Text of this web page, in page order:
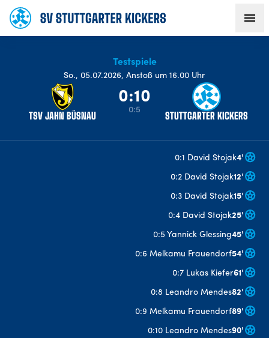
AKTUELLES
VEREIN
Testspiele
So., 05.07.2026, Anstoß um 16.00 Uhr
TSV JAHN BÜSNAU
0:10
0:5 STUTTGARTER KICKERS
0:1 David Stojak4'
0:2 David Stojak12'
0:3 David Stojak15'
0:4 David Stojak25'
0:5 Yannick Glessing45'
0:6 Melkamu Frauendorf54'
0:7 Lukas Kiefer61 '
0:8 Leandro Mendes82'
0:9 Melkamu Frauendorf89'
0:10 Leandro Mendes90'